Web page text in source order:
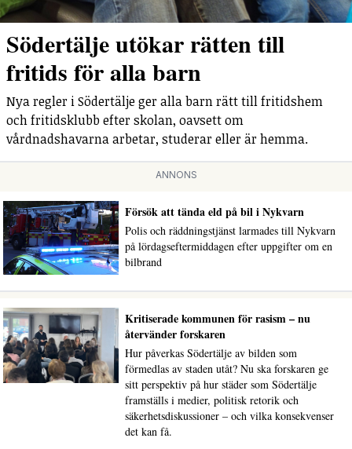
Södertälje utökar rätten till
fritids för alla barn
Nya regler i Södertälje ger alla barn rätt till fritidshem
och fritidsklubb efter skolan, oavsett om
vårdnadshavarna arbetar, studerar eller är hemma.
ANNONS
Försök att tända eld på bil i Nykvarn
Polis och räddningstjänst larmades till Nykvarn
på lördagseftermiddagen efter uppgifter om en
bilbrand
Kritiserade kommunen för rasism – nu
återvänder forskaren
Hur påverkas Södertälje av bilden som
förmedlas av staden utåt? Nu ska forskaren ge
sitt perspektiv på hur städer som Södertälje
framställs i medier, politisk retorik och
säkerhetsdiskussioner – och vilka konsekvenser
det kan få.